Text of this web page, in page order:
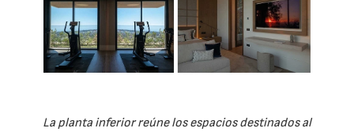
La planta inferior reúne los espacios destinados al